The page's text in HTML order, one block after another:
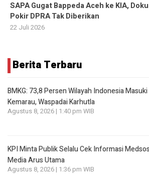
SAPA Gugat Bappeda Aceh ke KIA,
Pokir DPRA Tak Diberikan
22 Juli 2026
Berita Terbaru
BMKG: 73,8 Persen Wilayah Indonesia Masuki
Kemarau, Waspadai Karhutla
Agustus 8, 2026 | 1:40 pm WIB
KPI Minta Publik Selalu Cek Informasi
Media Arus Utama
Agustus 8, 2026 | 1:36 pm WIB